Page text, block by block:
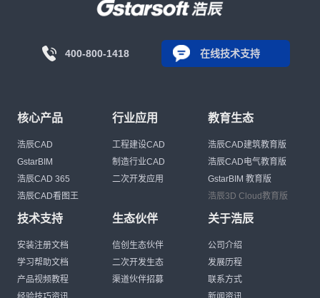
400-800-1418 在线技术支持
核心产品
浩辰CAD
GstarBIM
浩辰CAD 365
浩辰CAD看图王
行业应用
工程建设CAD
制造行业CAD
二次开发应用
教育生态
浩辰CAD建筑教育版
浩辰CAD电气教育版
GstarBIM 教育版
浩辰3D Cloud教育版
技术支持
安装注册文档
学习帮助文档
产品视频教程
生态伙伴
信创生态伙伴
二次开发生态
渠道伙伴招募
关于浩辰
公司介绍
发展历程
联系方式